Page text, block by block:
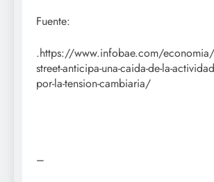
Fuente:
.https://www.infobae.com/
street-anticipa-una-caida-de-la-
por-la-tension-cambiaria/
–